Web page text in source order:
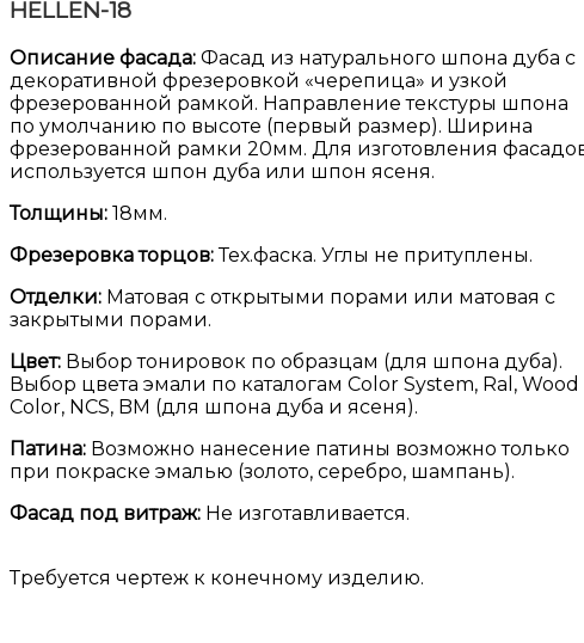
HELLEN-18
Описание фасада: Фасад из натурального шпона дуба с
декоративной фрезеровкой «черепица» и узкой
фрезерованной рамкой. Направление текстуры шпона
по умолчанию по высоте (первый размер). Ширина
фрезерованной рамки 20мм. Для изготовления
используется шпон дуба или шпон ясеня.
Толщины: 18мм.
Фрезеровка торцов:Тех.фаска. Углы не притуплены.
Отделки: Матовая с открытыми порами или матовая с
закрытыми порами.
Цвет: Выбор тонировок по образцам (для шпона дуба).
Выбор цвета эмали по каталогам Color System, Ral, Wood
Color, NCS, BM (для шпона дуба и ясеня).
Патина: Возможно нанесение патины возможно только
при покраске эмалью (золото, серебро, шампань).
Фасад под витраж: Не изготавливается.
Требуется чертеж к конечному изделию.